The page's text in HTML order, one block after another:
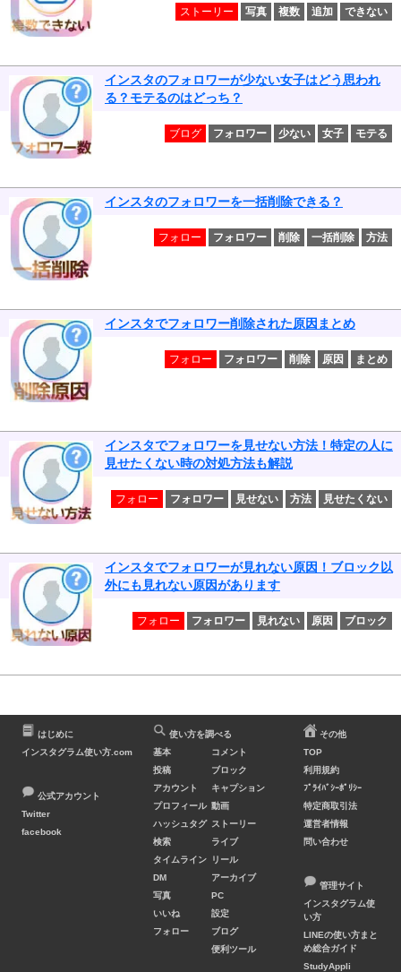
ストーリー 写真 複数 追加 できない
インスタのフォロワーが少ない女子はどう思われ
る？モテるのはどっち？
ブログ フォロワー 少ない 女子 モテる
インスタのフォロワーを一括削除できる？
フォロー フォロワー 削除 一括削除 方法
インスタでフォロワー削除された原因まとめ
フォロー フォロワー 削除 原因 まとめ
インスタでフォロワーを見せない方法！特定の人に
見せたくない時の対処方法も解説
フォロー フォロワー 見せない 方法 見せたくない
インスタでフォロワーが見れない原因！ブロック以
外にも見れない原因があります
フォロー フォロワー 見れない 原因 ブロック
はじめに
インスタグラム使い方.com
公式アカウント
Twitter
facebook
使い方を調べる
基本
投稿
アカウント
プロフィール
ハッシュタグ
検索
タイムライン
DM
写真
いいね
フォロー
コメント
ブロック
キャプション
動画
ストーリー
ライブ
リール
アーカイブ
PC
設定
ブログ
便利ツール
その他
TOP
利用規約
ﾌﾟﾗｲﾊﾞｼｰﾎﾟﾘｼｰ
特定商取引法
運営者情報
問い合わせ
管理サイト
インスタグラム使
い方
LINEの使い方まと
め総合ガイド
StudyAppli